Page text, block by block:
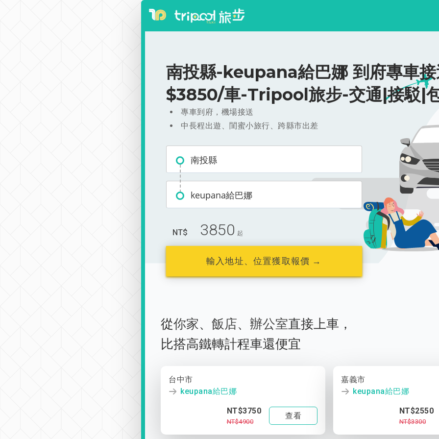
南投縣-keupana給巴娜 到府專車
$3850/車-Tripool旅步-交通|接駁|
專車到府，機場接送
中長程出遊、閨蜜小旅行、跨縣市出差
南投縣
keupana給巴娜
NT$ 3850 起
輸入地址、位置獲取報價 →
從你家、 飯店、 辦公室直接上車，
比搭高鐵轉計程車還便宜
台中市
keupana給巴娜
NT$3750
NT$4900
查看
嘉義市
keupana給巴娜
NT$2550
NT$3300